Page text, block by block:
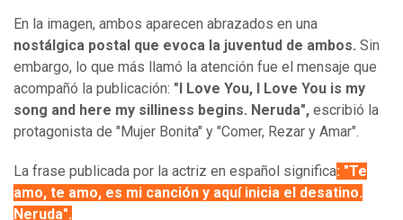
En la imagen, ambos aparecen abrazados en una
nostálgica postal que evoca la juventud de ambos. Sin
embargo, lo que más llamó la atención fue el mensaje que
acompañó la publicación: "I Love You, I Love You is my
song and here my silliness begins. Neruda", escribió la
protagonista de "Mujer Bonita" y "Comer, Rezar y Amar".
La frase publicada por la actriz en español significa: "Te
amo, te amo, es mi canción y aquí inicia el desatino.
Neruda".